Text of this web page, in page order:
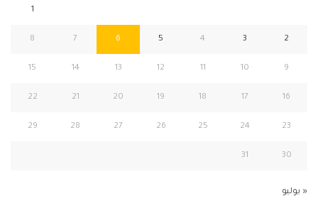
1
2
3
4
5
6
7
8
9
10
11
12
13
14
15
16
17
18
19
20
21
22
23
24
25
26
27
28
29
30
31
« يوليو